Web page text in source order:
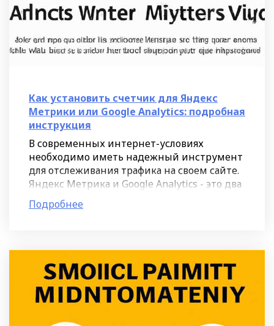
Как установить счетчик для Яндекс
Метрики или Google Analytics: подробная
инструкция
В современных интернет-условиях
необходимо иметь надежный инструмент
для отслеживания трафика на своем сайте.
Яндекс Метрика и Google Analytics - это два
из самых популярных счетчика, которые
позволяют вам получить
Подробнее